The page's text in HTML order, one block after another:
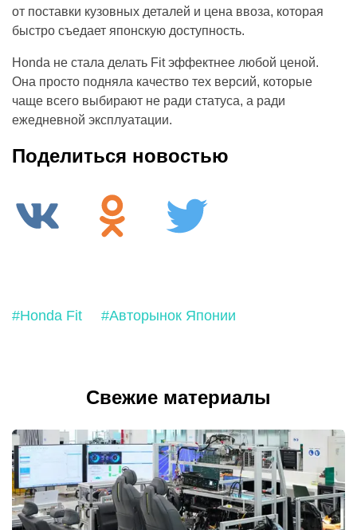
от поставки кузовных деталей и цена ввоза, которая
быстро съедает японскую доступность.
Honda не стала делать Fit эффектнее любой ценой.
Она просто подняла качество тех версий, которые
чаще всего выбирают не ради статуса, а ради
ежедневной эксплуатации.
Поделиться новостью
#Honda Fit #Авторынок Японии
Свежие материалы